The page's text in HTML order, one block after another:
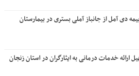
دی آمل از جانباز آملی بستری در بیمارستان
ارائه خدمات درمانی به ایثارگران در استان زنجان